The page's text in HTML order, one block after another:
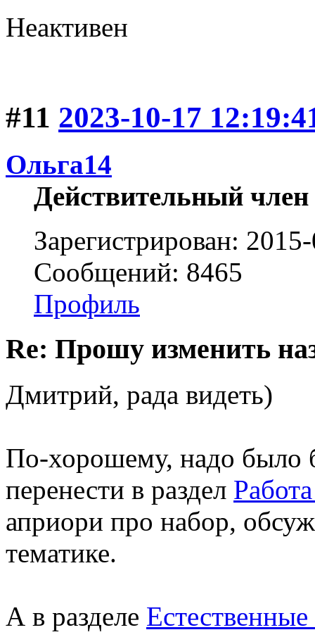
Неактивен
#11 2023-10-17
Ольга14
Действительный член
Зарегистрирован:
Сообщений: 8465
Профиль
Re: Прошу изменить
Дмитрий, рада видеть)
По-хорошему, надо было
перенести в раздел
априори про набор,
тематике.
А в разделе